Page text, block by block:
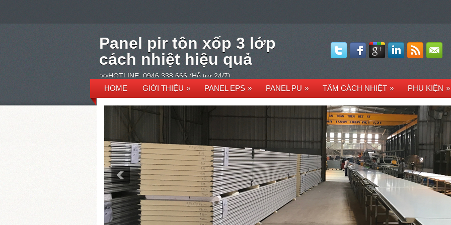
Panel pir tôn xốp 3 lớp
cách nhiệt hiệu quả
>>HOTLINE: 0946 338 666 (Hỗ trợ 24/7)
HOME GIỚI THIỆU » PANEL EPS » PANEL PU » TẤM CÁCH NHIỆT » PHỤ KIỆN »